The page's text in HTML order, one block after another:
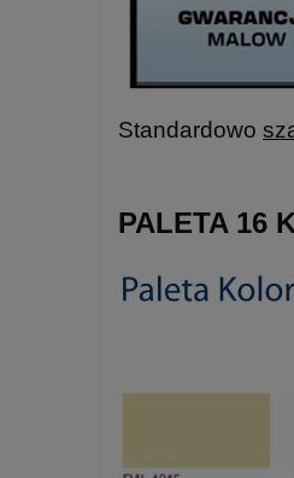
Standardowo
PALETA 16